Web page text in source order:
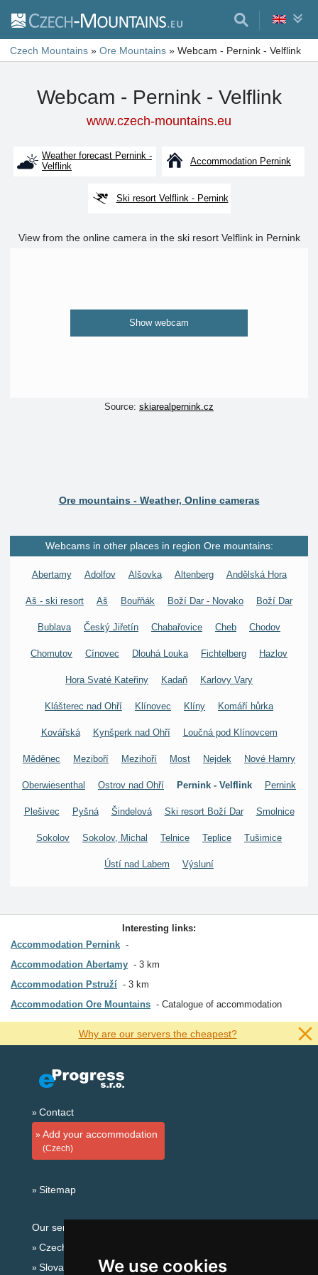
We use cookies
Czech Mountains » Ore Mountains » Webcam - Pernink - Velflink
Webcam - Pernink - Velflink
www.czech-mountains.eu
Weather forecast Pernink -
Velflink
Accommodation Pernink
Ski resort Velflink - Pernink
View from the online camera in the ski resort Velflink in Pernink
Show webcam
Source: skiarealpernink.cz
Ore mountains - Weather, Online cameras
Webcams in other places in region Ore mountains:
Abertamy Adolfov Alšovka Altenberg Andělská Hora
Aš - ski resort Aš Bouřňák Boží Dar - Novako Boží Dar
Bublava Český Jiřetín Chabařovice Cheb Chodov
Chomutov Cínovec Dlouhá Louka Fichtelberg Hazlov
Hora Svaté Kateřiny Kadaň Karlovy Vary
Klášterec nad Ohří Klínovec Klíny Komáří hůrka
Kovářská Kynšperk nad Ohří Loučná pod Klínovcem
Měděnec Meziboří Mezihoří Most Nejdek Nové Hamry
Oberwiesenthal Ostrov nad Ohří Pernink - Velflink Pernink
Plešivec Pyšná Šindelová Ski resort Boží Dar Smolnice
Sokolov Sokolov, Michal Telnice Teplice Tušimice
Ústí nad Labem Výsluní
Interesting links:
Accommodation Pernink
Accommodation Abertamy
3 km
Accommodation Pstruží
3 km
Accommodation Ore Mountains
Catalogue of accommodation
Why are our servers the cheapest?
Contact
Add your accommodation
(Czech)
Sitemap
Our servers:
Czech mountains
Slovakian mountains